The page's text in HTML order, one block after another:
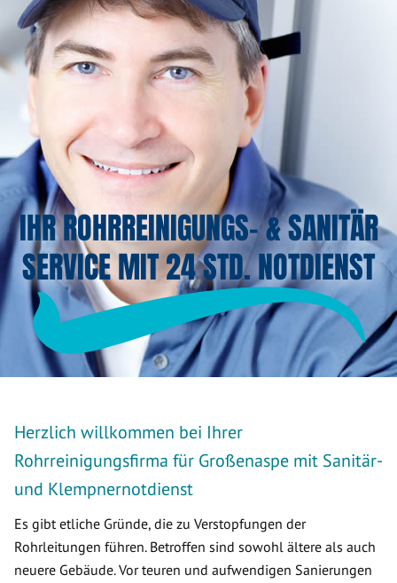
IHR ROHRREINIGUNGS- & SANITÄR
SERVICE MIT 24 STD. NOTDIENST
Herzlich willkommen bei Ihrer
Rohrreinigungsfirma für Großenaspe mit Sanitär-
und Klempnernotdienst
Es gibt etliche Gründe, die zu Verstopfungen der
Rohrleitungen führen. Betroffen sind sowohl ältere als auch
neuere Gebäude. Vor teuren und aufwendigen Sanierungen